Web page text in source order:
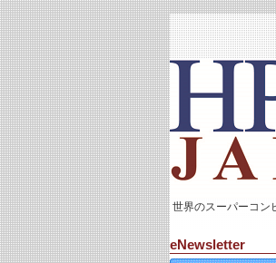
世界のスーパーコン
eNewsletter